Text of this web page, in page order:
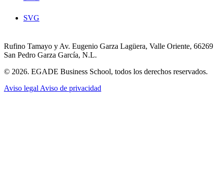
SVG
Rufino Tamayo y Av. Eugenio Garza Lagüera, Valle Oriente, 66269
San Pedro Garza García, N.L.
© 2026. EGADE Business School, todos los derechos reservados.
Aviso legal Aviso de privacidad